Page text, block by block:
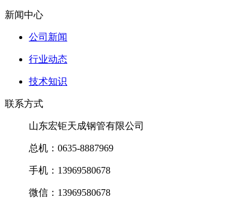
新闻中心
公司新闻
行业动态
技术知识
联系方式
山东宏钜天成钢管有限公司
总机：0635-8887969
手机：13969580678
微信：13969580678